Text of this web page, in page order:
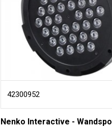
42300952
Nenko Interactive -